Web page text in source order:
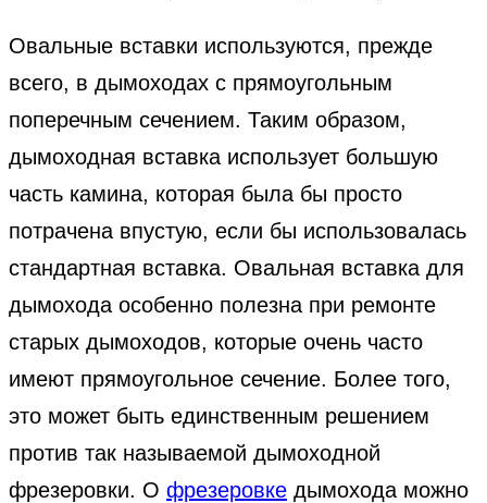
Овальные вставки используются, прежде
всего, в дымоходах с прямоугольным
поперечным сечением. Таким образом,
дымоходная вставка использует большую
часть камина, которая была бы просто
потрачена впустую, если бы использовалась
стандартная вставка. Овальная вставка для
дымохода особенно полезна при ремонте
старых дымоходов, которые очень часто
имеют прямоугольное сечение. Более того,
это может быть единственным решением
против так называемой дымоходной
фрезеровки. О фрезеровке дымохода можно